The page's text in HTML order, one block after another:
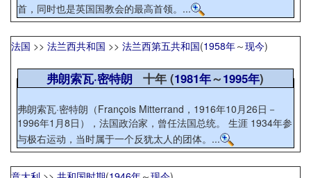
首，同时也是英国国教会的最高首领。...
法国 >> 法兰西共和国 >> 法兰西第五共和国(1958年～现今)
弗朗索瓦·密特朗 十年 (1981年～1995年)
弗朗索瓦·密特朗（François Mitterrand，1916年10月26日－
1996年1月8日），法国政治家，曾任法国总统。 生涯 1934年参
与极右运动，当时属于一个反犹太人的团体。...